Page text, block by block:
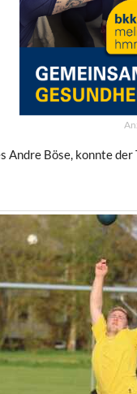
Böse, konnte